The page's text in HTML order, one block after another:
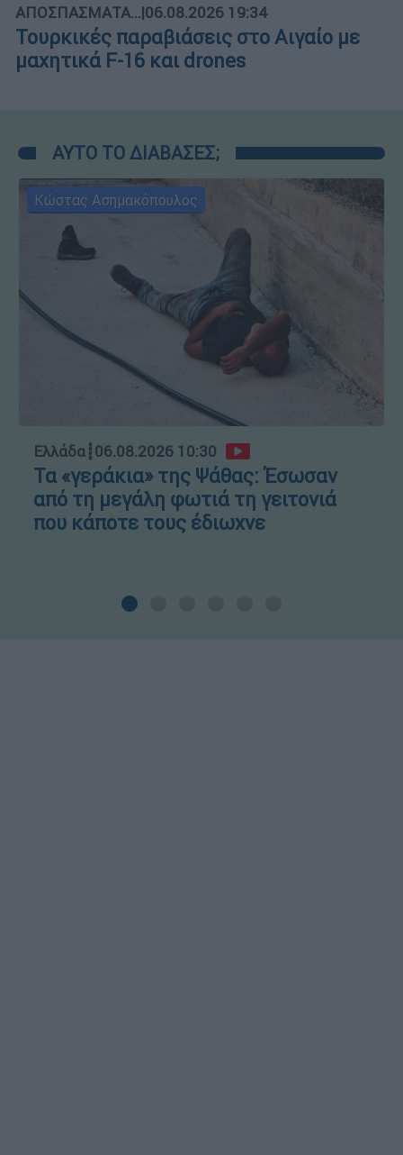
ΑΠΟΣΠΑΣΜΑΤΑ...|06.08.2026 19:34
Τουρκικές παραβιάσεις στο Αιγαίο με
μαχητικά F-16 και drones
ΑΥΤΟ ΤΟ ΔΙΑΒΑΣΕΣ;
Κώστας Ασημακόπουλος
Ελλάδα┋06.08.2026 10:30
Τα «γεράκια» της Ψάθας: Έσωσαν
από τη μεγάλη φωτιά τη γειτονιά
που κάποτε τους έδιωχνε